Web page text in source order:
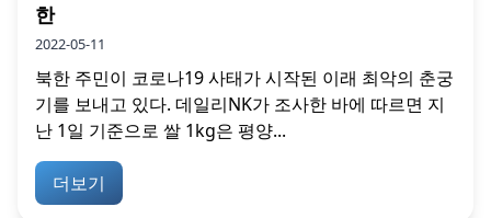
한
2022-05-11
북한 주민이 코로나19 사태가 시작된 이래 최악의 춘궁
기를 보내고 있다. 데일리NK가 조사한 바에 따르면 지
난 1일 기준으로 쌀 1kg은 평양...
더보기